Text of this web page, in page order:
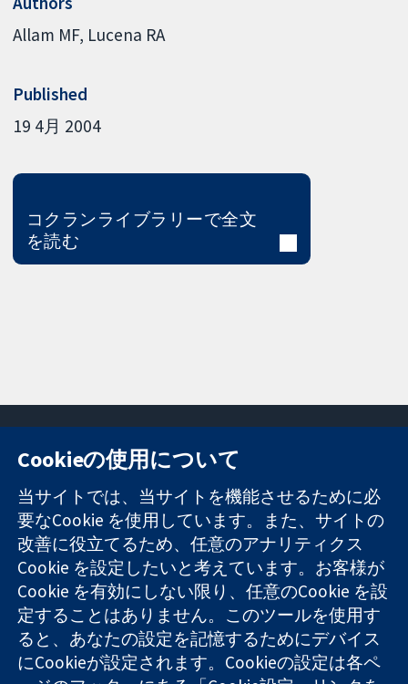
Allam MF Lucena RA
Published
19 4月 2004
コクランライブラリーで全文
を読む
信頼できるエビ
デンスと
情報に基づく意
思決定により
健康のさらなる
向上へ
11-13 Cavendish
Square
London
W1G 0AN
United Kingdom
お問い合わせ
ニュース
広報
コクランにつ
いて
採用
Cochrane
Library
Cookieの使用について
当サイトでは、当サイトを機能させるために必
要なCookie を使用しています。また、サイトの
改善に役立てるため、任意のアナリティクス
Cookie を設定したいと考えています。お客様が
Cookie を有効にしない限り、任意のCookie を設
定することはありません。このツールを使用す
ると、あなたの設定を記憶するためにデバイス
にCookieが設定されます。Cookieの設定は各ペ